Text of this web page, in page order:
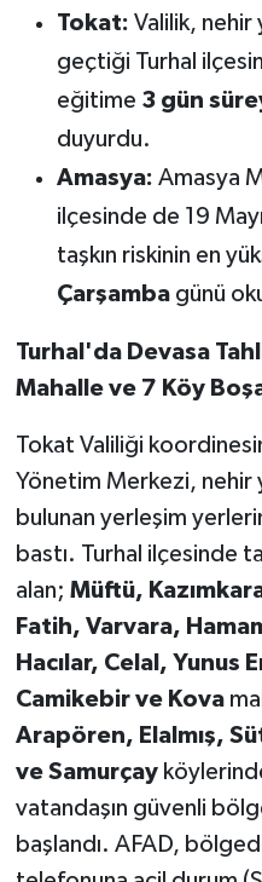
Tokat: Valilik, nehir
geçtiği Turhal
eğitime 3 gün
duyurdu.
Amasya: Amasya
ilçesinde de 19
taşkın riskinin en
Çarşambagünü
Turhal'da Devasa
Mahalle ve 7 Köy
Tokat Valiliği
Yönetim Merkezi, nehir
bulunan yerleşim
bastı. Turhal ilçesinde
alan; Müftü,
Fatih, Varvara,
Hacılar, Celal, Yunus
Camikebir ve Kova
Arapören, Elalmış,
ve Samurçay
vatandaşın güvenli
başlandı. AFAD,